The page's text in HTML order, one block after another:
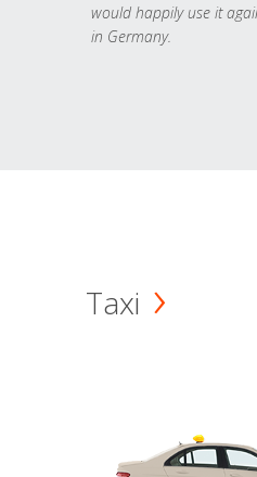
would happily use it
in Germany.
Taxi